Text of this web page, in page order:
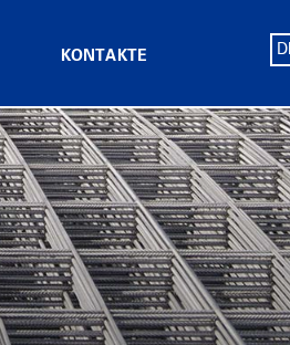
über Produkte
über Nachhaltigkeit
in Italien
in Österreich
in Slowenien
für Tunnel
Flachstahl
Draht SIAT
Flachstahl
Profilstahl
Gezogener
Gedrillter
Coil
Altre certificazioni
Zertifikate Ferriere
Zertifikate Acciaierie
Zertifikate
Zertifikate La Veneta
KONTAKTE